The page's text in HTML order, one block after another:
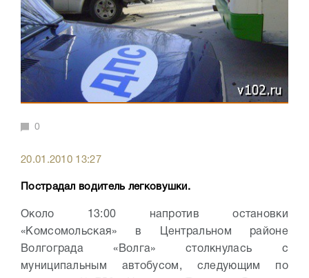
0
20.01.2010 13:27
Пострадал водитель легковушки.
Около 13:00 напротив остановки
«Комсомольская» в Центральном районе
Волгограда «Волга» столкнулась с
муниципальным автобусом, следующим по